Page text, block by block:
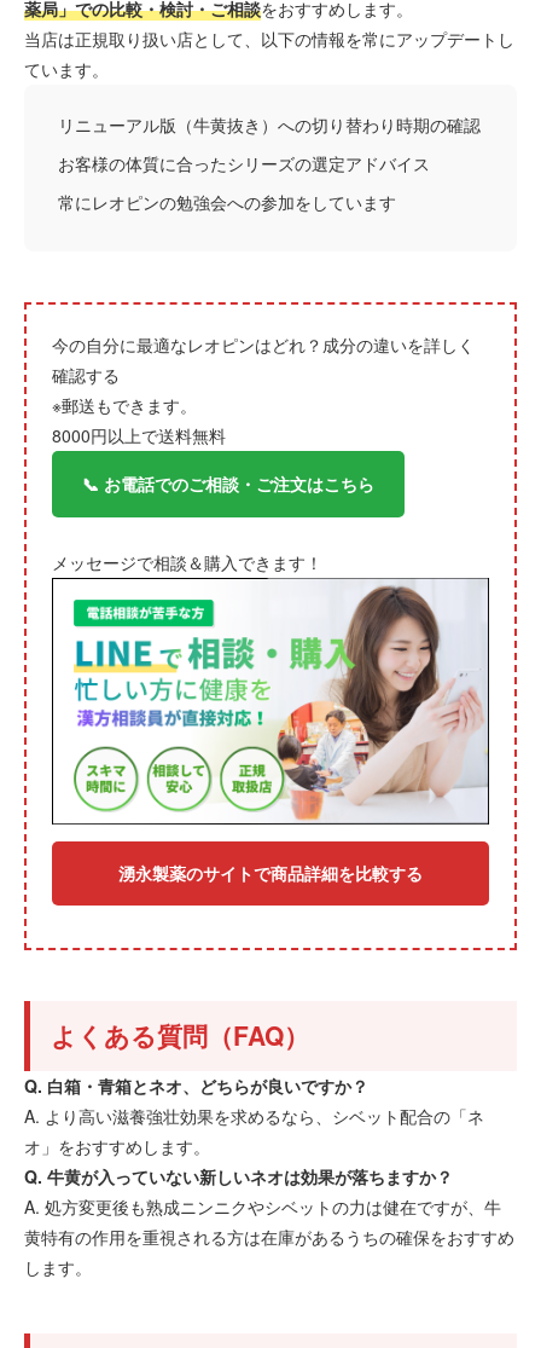
薬局」での比較・検討・ご相談をおすすめします。
当店は正規取り扱い店として、以下の情報を常にアップデートし
ています。
リニューアル版（牛黄抜き）への切り替わり時期の確認
お客様の体質に合ったシリーズの選定アドバイス
常にレオピンの勉強会への参加をしています
今の自分に最適なレオピンはどれ？成分の違いを詳しく
確認する
※郵送もできます。
8000円以上で送料無料
📞 お電話でのご相談・ご注文はこちら
メッセージで相談＆購入できます！
湧永製薬のサイトで商品詳細を比較する
よくある質問（FAQ）
Q. 白箱・青箱とネオ、どちらが良いですか？
A. より高い滋養強壮効果を求めるなら、シベット配合の「ネ
オ」をおすすめします。
Q. 牛黄が入っていない新しいネオは効果が落ちますか？
A. 処方変更後も熟成ニンニクやシベットの力は健在ですが、牛
黄特有の作用を重視される方は在庫があるうちの確保をおすすめ
します。